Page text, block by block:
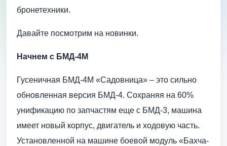
бронетехники.
Давайте посмотрим на новинки.
Начнем с БМД-4М
Гусеничная БМД-4М «Садовница» – это сильно
обновленная версия БМД-4. Сохраняя на 60%
унификацию по запчастям еще с БМД-3, машина
имеет новый корпус, двигатель и ходовую часть.
Установленной на машине боевой модуль «Бахча-